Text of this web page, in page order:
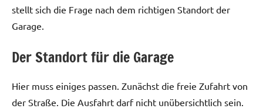
stellt sich die Frage nach dem richtigen Standort der
Garage.
Der Standort für die Garage
Hier muss einiges passen. Zunächst die freie Zufahrt von
der Straße. Die Ausfahrt darf nicht unübersichtlich sein.